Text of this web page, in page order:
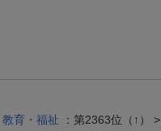
教育・福祉 ：第2363位（↑） >